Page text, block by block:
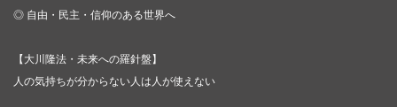
◎ 自由・民主・信仰のある世界へ
【大川隆法・未来への羅針盤】
人の気持ちが分からない人は人が使えない